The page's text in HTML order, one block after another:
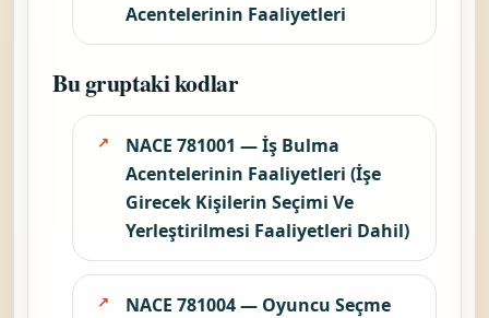
Acentelerinin Faaliyetleri
Bu gruptaki kodlar
NACE 781001 — İş Bulma
Acentelerinin Faaliyetleri (İşe
Girecek Kişilerin Seçimi Ve
Yerleştirilmesi Faaliyetleri Dahil)
NACE 781004 — Oyuncu Seçme